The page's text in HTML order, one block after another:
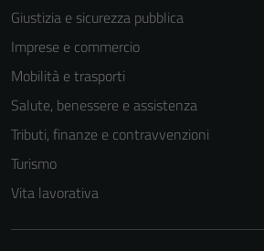
Giustizia e sicurezza pubblica
Imprese e commercio
Mobilità e trasporti
Salute, benessere e assistenza
Tributi, finanze e contravvenzioni
Turismo
Vita lavorativa